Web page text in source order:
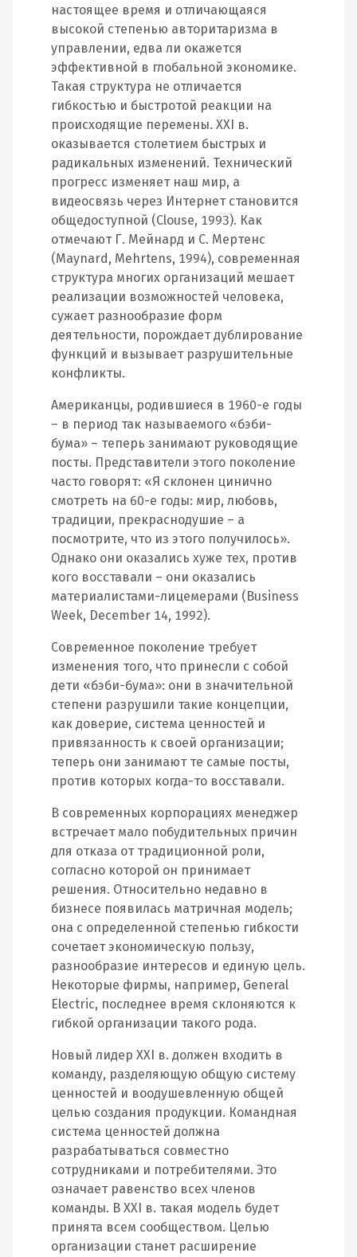
настоящее время и отличающаяся
высокой степенью авторитаризма в
управлении, едва ли окажется
эффективной в глобальной экономике.
Такая структура не отличается
гибкостью и быстротой реакции на
происходящие перемены. XXI в.
оказывается столетием быстрых и
радикальных изменений. Технический
прогресс изменяет наш мир, а
видеосвязь через Интернет становится
общедоступной (Clouse, 1993). Как
отмечают Г. Мейнард и С. Мертенс
(Maynard, Mehrtens, 1994), современная
структура многих организаций мешает
реализации возможностей человека,
сужает разнообразие форм
деятельности, порождает дублирование
функций и вызывает разрушительные
конфликты.
Американцы, родившиеся в 1960-е годы
– в период так называемого «бэби-
бума» – теперь занимают руководящие
посты. Представители этого поколение
часто говорят: «Я склонен цинично
смотреть на 60-е годы: мир, любовь,
традиции, прекраснодушие – а
посмотрите, что из этого получилось».
Однако они оказались хуже тех, против
кого восставали – они оказались
материалистами-лицемерами (Business
Week, December 14, 1992).
Современное поколение требует
изменения того, что принесли с собой
дети «бэби-бума»: они в значительной
степени разрушили такие концепции,
как доверие, система ценностей и
привязанность к своей организации;
теперь они занимают те самые посты,
против которых когда-то восставали.
В современных корпорациях менеджер
встречает мало побудительных причин
для отказа от традиционной роли,
согласно которой он принимает
решения. Относительно недавно в
бизнесе появилась матричная модель;
она с определенной степенью гибкости
сочетает экономическую пользу,
разнообразие интересов и единую цель.
Некоторые фирмы, например, General
Electric, последнее время склоняются к
гибкой организации такого рода.
Новый лидер XXI в. должен входить в
команду, разделяющую общую систему
ценностей и воодушевленную общей
целью создания продукции. Командная
система ценностей должна
разрабатываться совместно
сотрудниками и потребителями. Это
означает равенство всех членов
команды. В XXI в. такая модель будет
принята всем сообществом. Целью
организации станет расширение